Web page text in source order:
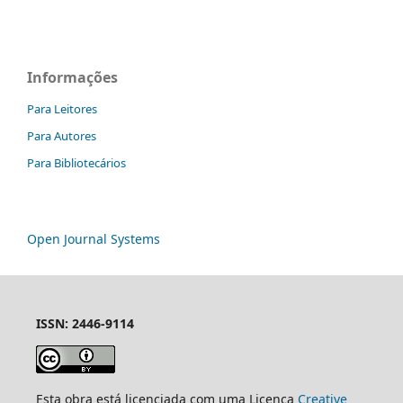
Informações
Para Leitores
Para Autores
Para Bibliotecários
Open Journal Systems
ISSN: 2446-9114
Esta obra está licenciada com uma Licença Creative